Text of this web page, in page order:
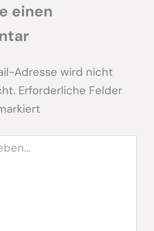
einen
Adresse wird nicht
Erforderliche Felder